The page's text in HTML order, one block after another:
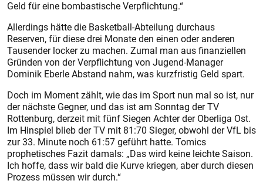
Geld für eine bombastische Verpflichtung.“
Allerdings hätte die Basketball-Abteilung durchaus
Reserven, für diese drei Monate den einen oder anderen
Tausender locker zu machen. Zumal man aus finanziellen
Gründen von der Verpflichtung von Jugend-Manager
Dominik Eberle Abstand nahm, was kurzfristig Geld spart.
Doch im Moment zählt, wie das im Sport nun mal so ist, nur
der nächste Gegner, und das ist am Sonntag der TV
Rottenburg, derzeit mit fünf Siegen Achter der Oberliga Ost.
Im Hinspiel blieb der TV mit 81:70 Sieger, obwohl der VfL bis
zur 33. Minute noch 61:57 geführt hatte. Tomics
prophetisches Fazit damals: „Das wird keine leichte Saison.
Ich hoffe, dass wir bald die Kurve kriegen, aber durch diesen
Prozess müssen wir durch.“